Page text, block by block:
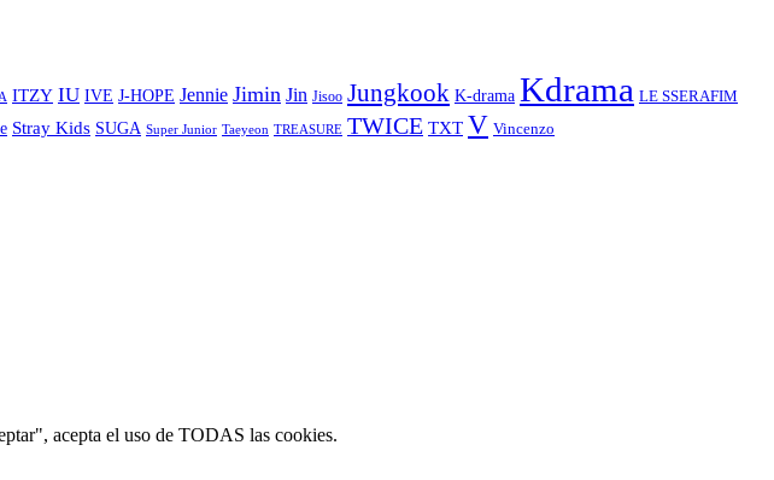
ITZY IU IVE J-HOPE Jennie Jimin Jin Jisoo Jungkook K-drama Kdrama LE SSERAFIM
Stray Kids SUGA Super Junior Taeyeon TREASURE TWICE TXT V Vincenzo
acepta el uso de TODAS las cookies.